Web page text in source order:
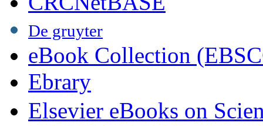
De gruyter
eBook Collection
Ebrary
Elsevier eBooks on